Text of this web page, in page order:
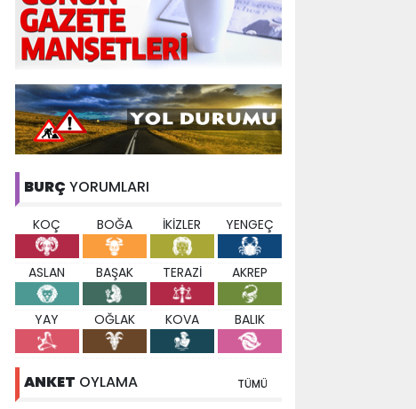
BURÇ YORUMLARI
KOÇ BOĞA İKİZLER YENGEÇ
ASLAN BAŞAK TERAZİ AKREP
YAY OĞLAK KOVA BALIK
ANKET OYLAMA TÜMÜ